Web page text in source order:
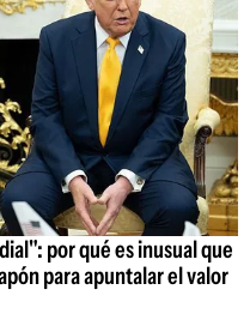
por qué es inusual que
para apuntalar el valor